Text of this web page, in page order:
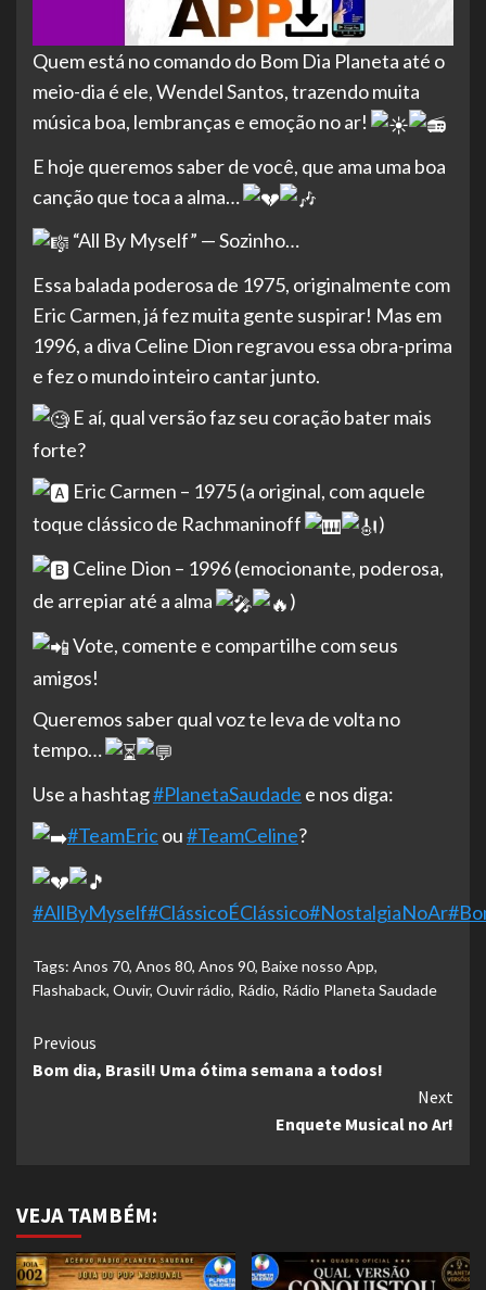
Quemestá no comando do Bom Dia Planeta até o
meio-dia é ele, Wendel Santos, trazendo muita
música boa, lembranças e emoção no ar!
E hoje queremos saber de você, que ama uma boa
canção que toca a alma…
“All By Myself” — Sozinho…
Essa balada poderosa de 1975, originalmente com
Eric Carmen, já fez muita gente suspirar! Mas em
1996, a diva Celine Dion regravou essa obra-prima
e fez o mundo inteiro cantar junto.
E aí, qual versão faz seu coração bater mais
forte?
Eric Carmen – 1975 (a original, com aquele
toque clássico de Rachmaninoff
)
Celine Dion – 1996 (emocionante, poderosa,
de arrepiar até a alma
)
Vote, comente e compartilhe com seus
amigos!
Queremos saber qual voz te leva de volta no
tempo…
Use a hashtag#PlanetaSaudade e nos diga:
#TeamEricou#TeamCeline?
#AllByMyself#ClássicoÉClássico#NostalgiaNoAr
Tags: Anos 70, Anos 80, Anos 90, Baixe nosso App,
Flashaback, Ouvir, Ouvir rádio, Rádio, Rádio Planeta Saudade
Continue
Reading
Previous
Bom dia, Brasil! Uma ótima semana a todos!
Next
Enquete Musical no Ar!
VEJA TAMBÉM: